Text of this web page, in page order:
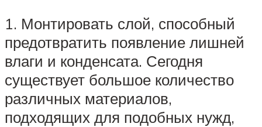
1. Монтировать слой, способный
предотвратить появление лишней
влаги и конденсата. Сегодня
существует большое количество
различных материалов,
подходящих для подобных нужд,